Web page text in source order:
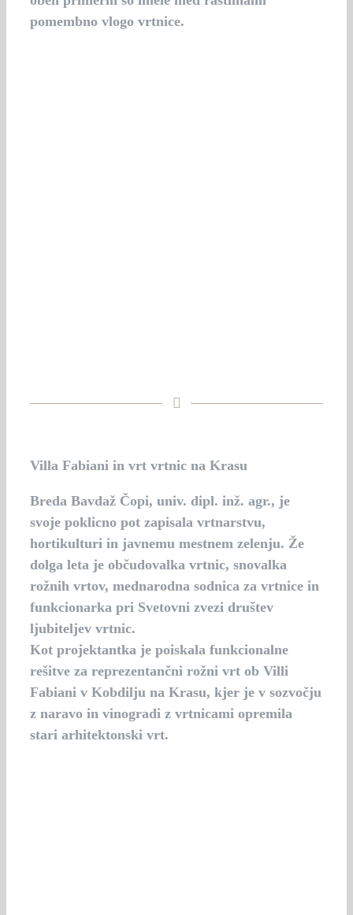
pomembno vlogo vrtnice.
Villa Fabiani in vrt vrtnic na Krasu
Breda Bavdaž Čopi, univ. dipl. inž. agr., je
svoje poklicno pot zapisala vrtnarstvu,
hortikulturi in javnemu mestnem zelenju. Že
dolga leta je občudovalka vrtnic, snovalka
rožnih vrtov, mednarodna sodnica za vrtnice in
funkcionarka pri Svetovni zvezi društev
ljubiteljev vrtnic.
Kot projektantka je poiskala funkcionalne
rešitve za reprezentančni rožni vrt ob Villi
Fabiani v Kobdilju na Krasu, kjer je v sozvočju
z naravo in vinogradi z vrtnicami opremila
stari arhitektonski vrt.